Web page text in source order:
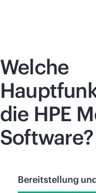
Welche
die HPE
Software?
Bereitstellung